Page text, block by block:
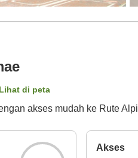
Lihat di peta
akses mudah ke Rute
Akses